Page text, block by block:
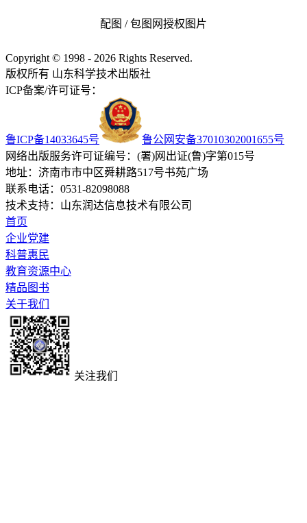
配图 / 包图网授权图片
Copyright © 1998 - 2026 Rights Reserved.
版权所有 山东科学技术出版社
ICP备案/许可证号：
鲁ICP备14033645号
鲁公网安备37010302001655号
网络出版服务许可证编号：(署)网出证(鲁)字第015号
地址：济南市市中区舜耕路517号书苑广场
联系电话：0531-82098088
技术支持：山东润达信息技术有限公司
首页
企业党建
科普惠民
教育资源中心
精品图书
关于我们
关注我们